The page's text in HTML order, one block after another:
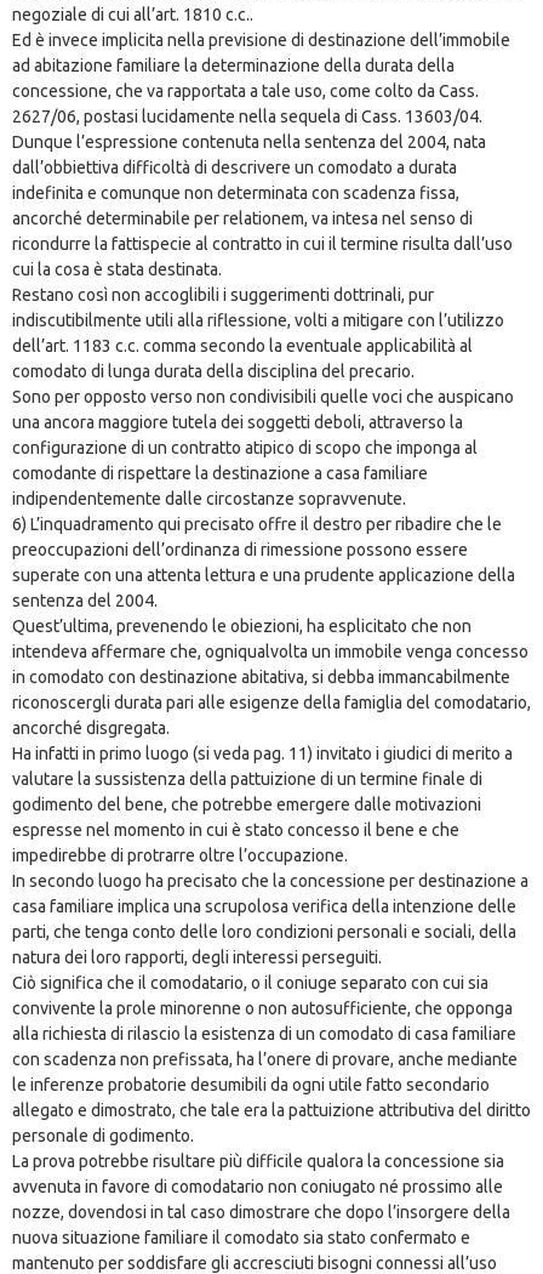
negoziale di cui all’art. 1810 c.c..
Ed è invece implicita nella previsione di destinazione dell’immobile
ad abitazione familiare la determinazione della durata della
concessione, che va rapportata a tale uso, come colto da Cass.
2627/06, postasi lucidamente nella sequela di Cass. 13603/04.
Dunque l’espressione contenuta nella sentenza del 2004, nata
dall’obbiettiva difficoltà di descrivere un comodato a durata
indefinita e comunque non determinata con scadenza fissa,
ancorché determinabile per relationem, va intesa nel senso di
ricondurre la fattispecie al contratto in cui il termine risulta dall’uso
cui la cosa è stata destinata.
Restano così non accoglibili i suggerimenti dottrinali, pur
indiscutibilmente utili alla riflessione, volti a mitigare con l’utilizzo
dell’art. 1183 c.c. comma secondo la eventuale applicabilità al
comodato di lunga durata della disciplina del precario.
Sono per opposto verso non condivisibili quelle voci che auspicano
una ancora maggiore tutela dei soggetti deboli, attraverso la
configurazione di un contratto atipico di scopo che imponga al
comodante di rispettare la destinazione a casa familiare
indipendentemente dalle circostanze sopravvenute.
6) L’inquadramento qui precisato offre il destro per ribadire che le
preoccupazioni dell’ordinanza di rimessione possono essere
superate con una attenta lettura e una prudente applicazione della
sentenza del 2004.
Quest’ultima, prevenendo le obiezioni, ha esplicitato che non
intendeva affermare che, ogniqualvolta un immobile venga concesso
in comodato con destinazione abitativa, si debba immancabilmente
riconoscergli durata pari alle esigenze della famiglia del comodatario,
ancorché disgregata.
Ha infatti in primo luogo (si veda pag. 11) invitato i giudici di merito a
valutare la sussistenza della pattuizione di un termine finale di
godimento del bene, che potrebbe emergere dalle motivazioni
espresse nel momento in cui è stato concesso il bene e che
impedirebbe di protrarre oltre l’occupazione.
In secondo luogo ha precisato che la concessione per destinazione a
casa familiare implica una scrupolosa verifica della intenzione delle
parti, che tenga conto delle loro condizioni personali e sociali, della
natura dei loro rapporti, degli interessi perseguiti.
Ciò significa che il comodatario, o il coniuge separato con cui sia
convivente la prole minorenne o non autosufficiente, che opponga
alla richiesta di rilascio la esistenza di un comodato di casa familiare
con scadenza non prefissata, ha l’onere di provare, anche mediante
le inferenze probatorie desumibili da ogni utile fatto secondario
allegato e dimostrato, che tale era la pattuizione attributiva del diritto
personale di godimento.
La prova potrebbe risultare più difficile qualora la concessione sia
avvenuta in favore di comodatario non coniugato né prossimo alle
nozze, dovendosi in tal caso dimostrare che dopo l’insorgere della
nuova situazione familiare il comodato sia stato confermato e
mantenuto per soddisfare gli accresciuti bisogni connessi all’uso